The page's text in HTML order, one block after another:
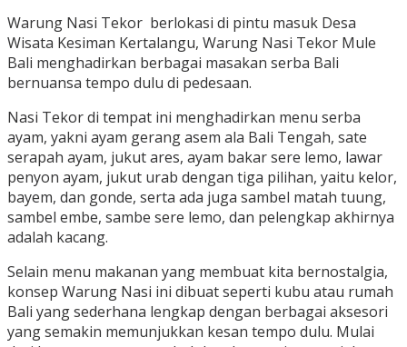
Warung Nasi Tekor berlokasi di pintu masuk Desa
Wisata Kesiman Kertalangu, Warung Nasi Tekor Mule
Bali menghadirkan berbagai masakan serba Bali
bernuansa tempo dulu di pedesaan.
Nasi Tekor di tempat ini menghadirkan menu serba
ayam, yakni ayam gerang asem ala Bali Tengah, sate
serapah ayam, jukut ares, ayam bakar sere lemo, lawar
penyon ayam, jukut urab dengan tiga pilihan, yaitu kelor,
bayem, dan gonde, serta ada juga sambel matah tuung,
sambel embe, sambe sere lemo, dan pelengkap akhirnya
adalah kacang.
Selain menu makanan yang membuat kita bernostalgia,
konsep Warung Nasi ini dibuat seperti kubu atau rumah
Bali yang sederhana lengkap dengan berbagai aksesori
yang semakin memunjukkan kesan tempo dulu. Mulai